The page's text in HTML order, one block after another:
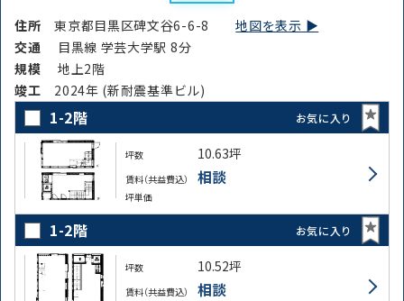
住所東京都目黒区碑文谷6-6-8地図を表示 ▶︎
交通
目黒線 学芸大学駅 8分
規模
地上2階
竣⼯ 2024年 (新耐震基準ビル)
1-2階 お気に入り
坪数 10.63坪
賃料（共益費込） 相談
坪単価
1-2階 お気に入り
坪数 10.52坪
賃料（共益費込） 相談